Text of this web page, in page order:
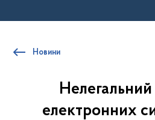
Новини
електронних